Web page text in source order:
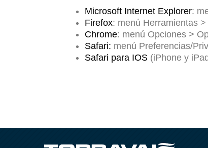
Microsoft Internet Explorer:
Firefox: menú Herramientas
Chrome: menú Opciones >
Safari: menú Preferencias/
Safari para IOS (iPhone y